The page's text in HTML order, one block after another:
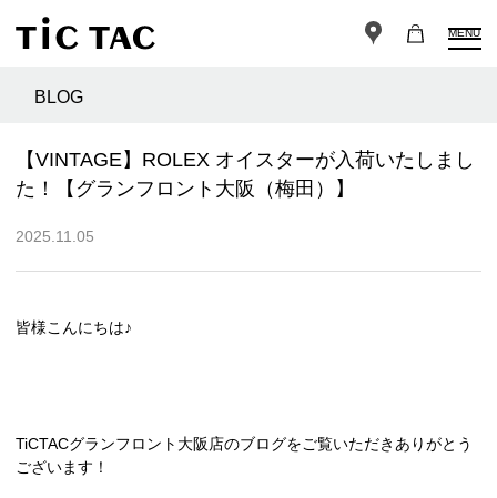
MENU
BLOG
【VINTAGE】ROLEX オイスターが入荷いたしまし
た！【グランフロント大阪（梅田）】
2025.11.05
皆様こんにちは♪
TiCTACグランフロント大阪店のブログをご覧いただきありがとう
ございます！